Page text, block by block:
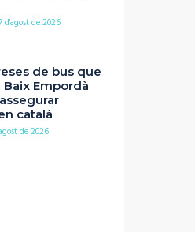
d'agost de 2026
de bus que
Baix Empordà
català
de 2026